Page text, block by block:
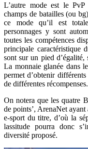
L’autre mode est le
champs de batailles (ou
ce mode qu’il est
personnages y sont
toutes les compétences
principale caractéristique
sont sur un pied
La monnaie glanée dans
permet d’obtenir
de différentes récompenses.
On notera que les quatre
de points’, ArenaNet
e-sport du titre, d’où la
lassitude pourra donc
diversité proposé.